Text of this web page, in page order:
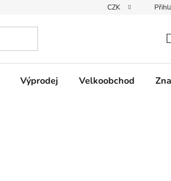
Podmínky ochrany osobních
CZK
Výprodej Velkoobchod